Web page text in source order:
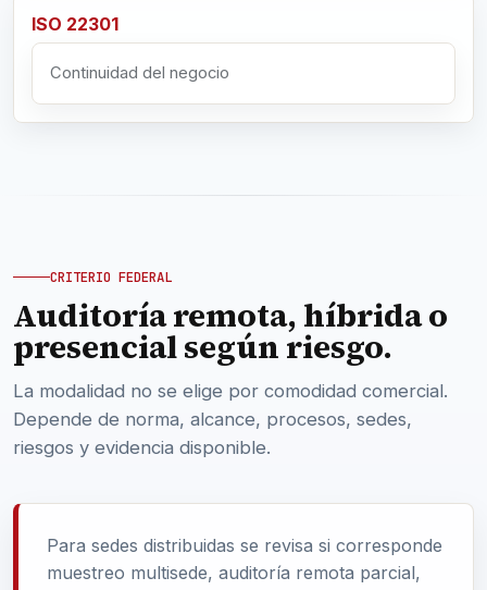
ISO 22301
Continuidad del negocio
CRITERIO FEDERAL
Auditoría remota, híbrida o
presencial según riesgo.
La modalidad no se elige por comodidad comercial.
Depende de norma, alcance, procesos, sedes,
riesgos y evidencia disponible.
Para sedes distribuidas se revisa si corresponde
muestreo multisede, auditoría remota parcial,